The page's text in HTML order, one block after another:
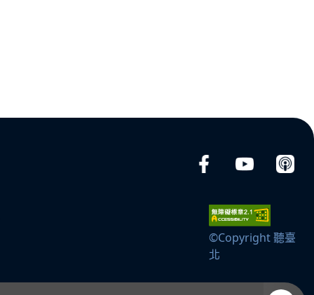
©Copyright 聽臺
北